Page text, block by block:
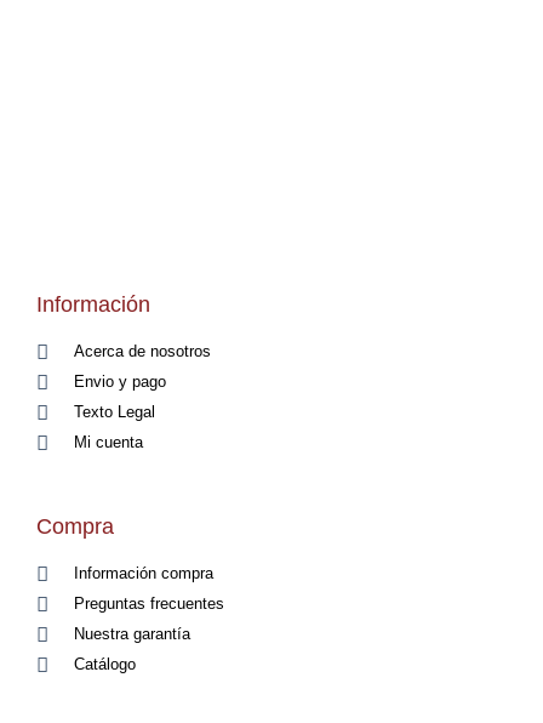
Información
Acerca de nosotros
Envio y pago
Texto Legal
Mi cuenta
Compra
Información compra
Preguntas frecuentes
Nuestra garantía
Catálogo